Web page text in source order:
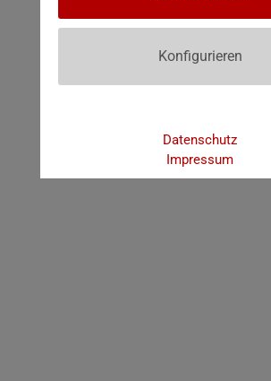
Konfigurieren
Datenschutz
Impressum